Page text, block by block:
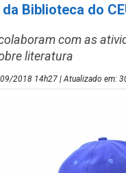
Biblioteca do
com as
literatura
2018 14h27 | Atualizado em: